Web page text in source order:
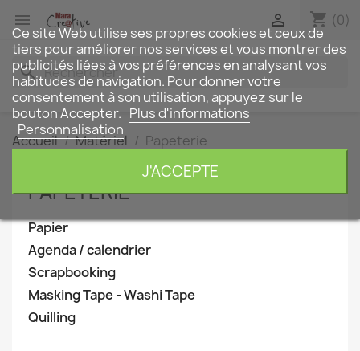
 shopping_cart (0)

search
Accueil Matériel Papeterie
PAPETERIE
Papier
Agenda / calendrier
Scrapbooking
Masking Tape - Washi Tape
Quilling
Ce site Web utilise ses propres cookies et ceux de
tiers pour améliorer nos services et vous montrer des
publicités liées à vos préférences en analysant vos
habitudes de navigation. Pour donner votre
consentement à son utilisation, appuyez sur le
bouton Accepter. Plus d'informations
Personnalisation
J'ACCEPTE